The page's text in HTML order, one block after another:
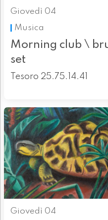
Giovedì 04
Musica
Morning club \
set
Tesoro 25.75.14.41
Giovedì 04